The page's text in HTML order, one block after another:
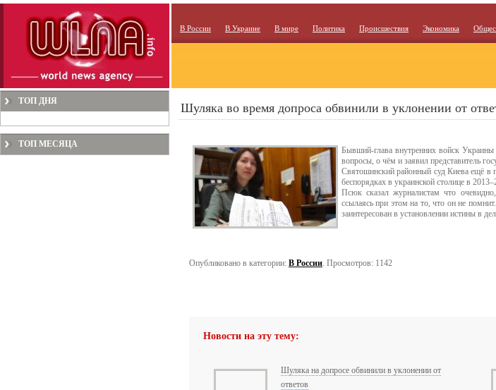
В России В Украине В мире Политика Происшествия Экономика
ТОП ДНЯ
ТОП МЕСЯЦА
Шуляка во время допроса обвинили в уклонении от
Бывший-глава внутренних войск
вопросы, о чём и заявил представитель
Святошинский районный суд Киева ещё в
беспорядках в украинской столице в
Псюк сказал журналистам что
ссылаясь при этом на то, что он не
заинтересован в установлении истины в
Опубликовано в категории: В России. Просмотров: 1142
Новости на эту тему:
Шуляка на допросе обвинили в уклонении от
ответов